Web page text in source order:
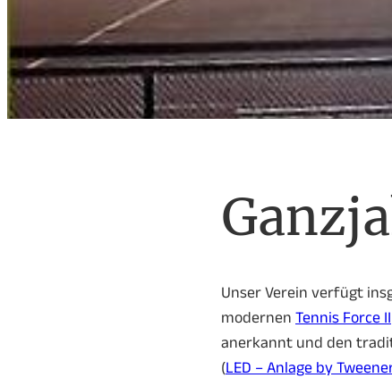
Unser Verein verfügt
modernen Tennis Force II
anerkannt und den
(LED – Anlage by